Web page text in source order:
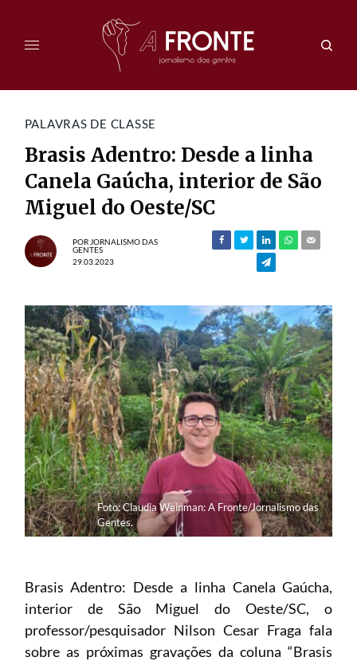
PALAVRAS DE CLASSE
Brasis Adentro: Desde a linha
Canela Gaúcha, interior de São
Miguel do Oeste/SC
POR JORNALISMO DAS
GENTES
29.03.2023
Foto: Claudia Weinman: A Fronte/Jornalismo das
Gentes.
Brasis Adentro: Desde a linha Canela Gaúcha,
interior de São Miguel do Oeste/SC, o
professor/pesquisador Nilson Cesar Fraga fala
sobre as próximas gravações da coluna “Brasis